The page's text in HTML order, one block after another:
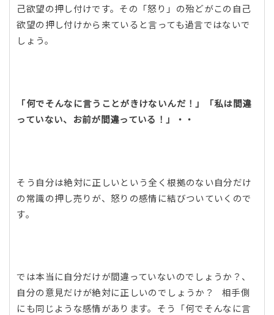
己欲望の押し付けです。その「怒り」の殆どがこの自己
欲望の押し付けから来ていると言っても過言ではないで
しょう。
「何でそんなに言うことがきけないんだ！」「私は間違
っていない、お前が間違っている！」・・
そう自分は絶対に正しいという全く根拠のない自分だけ
の常識の押し売りが、怒りの感情に結びついていくので
す。
では本当に自分だけが間違っていないのでしょうか？、
自分の意見だけが絶対に正しいのでしょうか？ 相手側
にも同じような感情があります。そう「何でそんなに言